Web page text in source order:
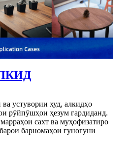
устувории худ, алкидҳо
рӯйпӯшҳои ҳезум гардиданд.
сахт ва муҳофизатиро
барномаҳои гуногуни